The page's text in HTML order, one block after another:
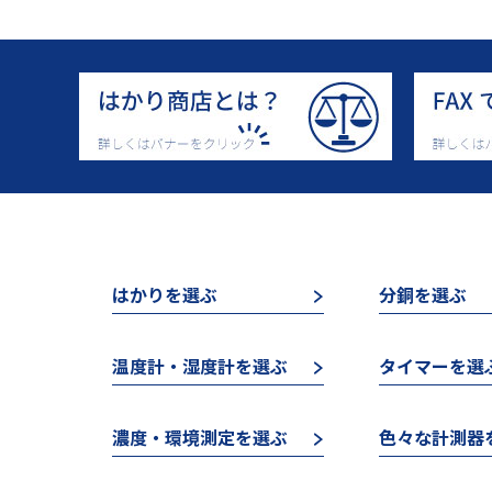
はかりを選ぶ 分銅を選ぶ
温度計・湿度計を選ぶ タイマーを選
濃度・環境測定を選ぶ 色々な計測器